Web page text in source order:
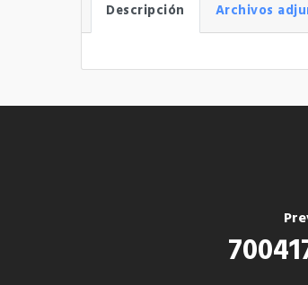
Descripción Archivos